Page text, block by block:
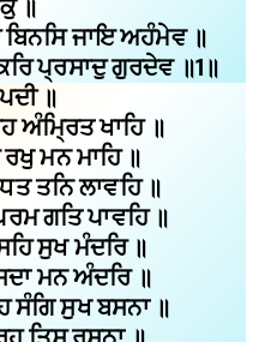
॥
ਜਾਇ ਅਹੰਮੇਵ ॥
ਪ੍ਰਸਾਦੁ ਗੁਰਦੇਵ ॥1॥
॥
ਅੰਮ੍ਰਿਤ ਖਾਹਿ ॥
ਮਨ ਮਾਹਿ ॥
ਤਨਿ ਲਾਵਹਿ ॥
ਗਤਿ ਪਾਵਹਿ ॥
ਸੁਖ ਮੰਦਰਿ ॥
ਮਨ ਅੰਦਰਿ ॥
ਸੰਗਿ ਸੁਖ ਬਸਨਾ ॥